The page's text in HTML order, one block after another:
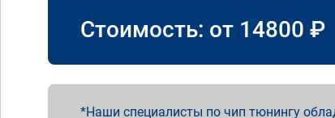
Стоимость: от 14800 ₽
Наши специалисты по чип тюнингу